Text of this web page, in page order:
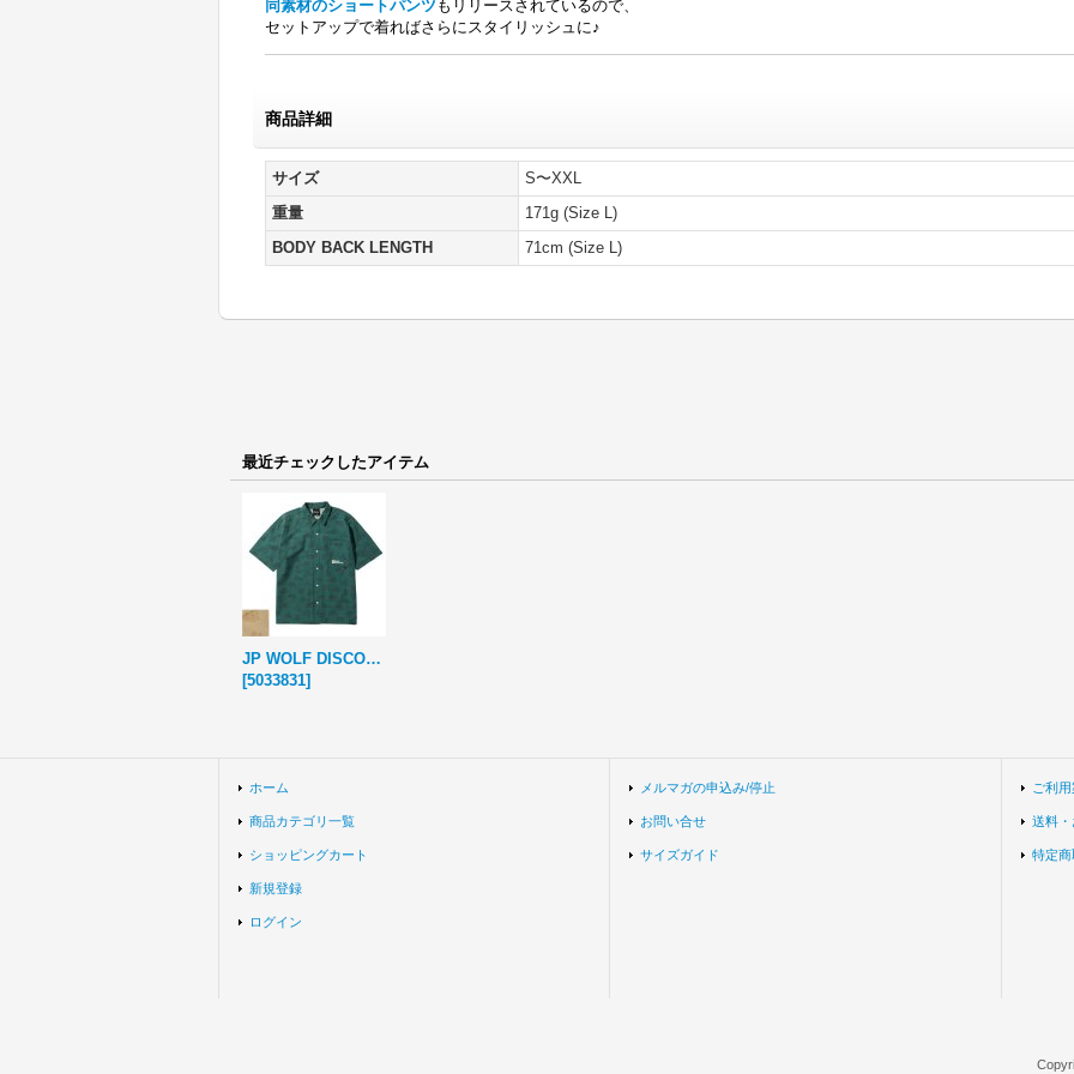
同素材のショートパンツ もリリースされているので、
セットアップで着ればさらにスタイリッシュに♪
商品詳細
サイズ
S〜XXL
重量
171g (Size L)
BODY BACK LENGTH
71cm (Size L)
最近チェックしたアイテム
JP WOLF DISCOVER AOP SH
[5033831]
ホーム
商品カテゴリ一覧
ショッピングカート
新規登録
ログイン
メルマガの申込み/停止
お問い合せ
サイズガイド
ご利
送料
特定